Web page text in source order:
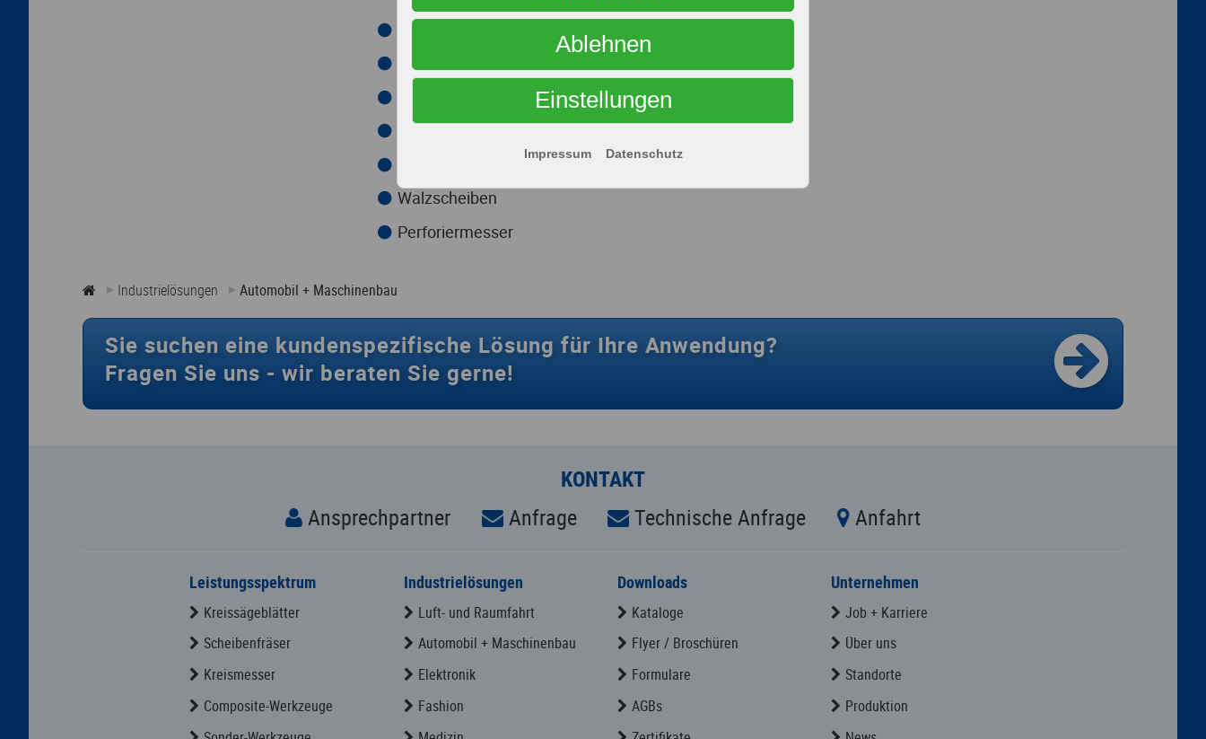
Trennsägeblätter
Kreismesser, Schneidräder
Formfräser, Konturscheibenfräser, Profilfräser
Ölnutenfräser, Splittingsägen, Fitschfräser
Prismenfräser, Halbrundfräser
Walzscheiben
Perforiermesser
Industrielösungen Automobil + Maschinenbau
Sie suchen eine kundenspezifische Lösung für Ihre Anwendung?
Fragen Sie uns - wir beraten Sie gerne!
KONTAKT
Ansprechpartner
Anfrage Technische Anfrage Anfahrt
Leistungsspektrum
Kreissägeblätter
Scheibenfräser
Kreismesser
Composite-Werkzeuge
Industrielösungen
Luft- und Raumfahrt
Automobil + Maschinenbau
Elektronik
Fashion
Downloads
Kataloge
Flyer / Broschüren
Formulare
AGBs
Unternehmen
Job + Karriere
Über uns
Standorte
Produktion
Impressum Datenschutz
Einstellungen
Ablehnen